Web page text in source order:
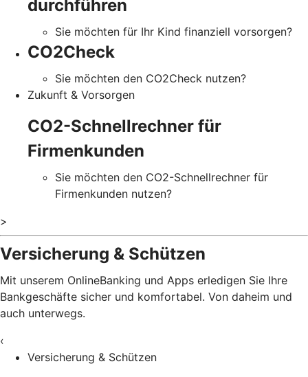
durchführen
Sie möchten für Ihr Kind finanziell vorsorgen?
CO2Check
Sie möchten den CO2Check nutzen?
Zukunft & Vorsorgen
CO2-Schnellrechner für
Firmenkunden
Sie möchten den CO2-Schnellrechner für
Firmenkunden nutzen?
>
Versicherung & Schützen
Mit unserem OnlineBanking und Apps erledigen Sie Ihre
Bankgeschäfte sicher und komfortabel. Von daheim und
auch unterwegs.
‹
Versicherung & Schützen